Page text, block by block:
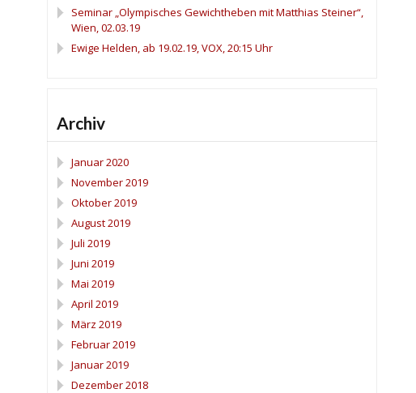
Seminar „Olympisches Gewichtheben mit Matthias Steiner“,
Wien, 02.03.19
Ewige Helden, ab 19.02.19, VOX, 20:15 Uhr
Archiv
Januar 2020
November 2019
Oktober 2019
August 2019
Juli 2019
Juni 2019
Mai 2019
April 2019
März 2019
Februar 2019
Januar 2019
Dezember 2018